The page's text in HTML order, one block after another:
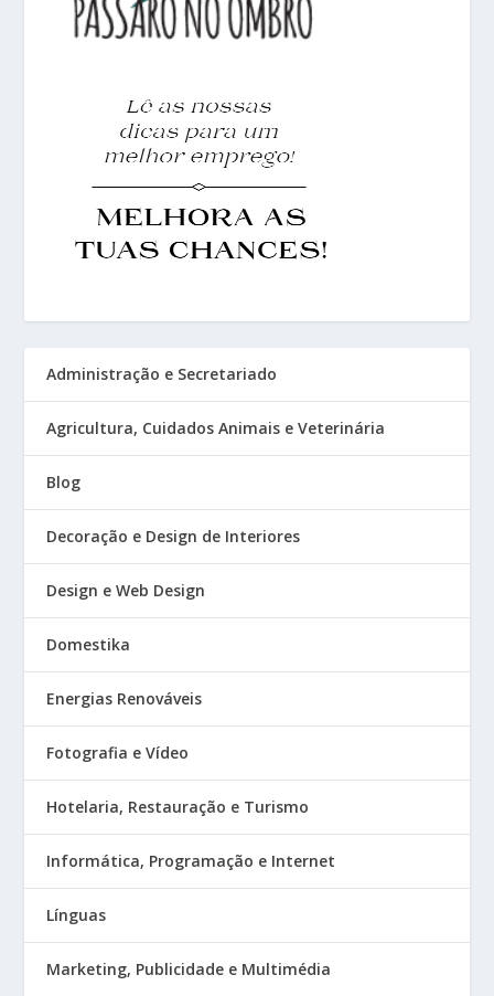
Administração e Secretariado
Agricultura, Cuidados Animais e Veterinária
Blog
Decoração e Design de Interiores
Design e Web Design
Domestika
Energias Renováveis
Fotografia e Vídeo
Hotelaria, Restauração e Turismo
Informática, Programação e Internet
Línguas
Marketing, Publicidade e Multimédia